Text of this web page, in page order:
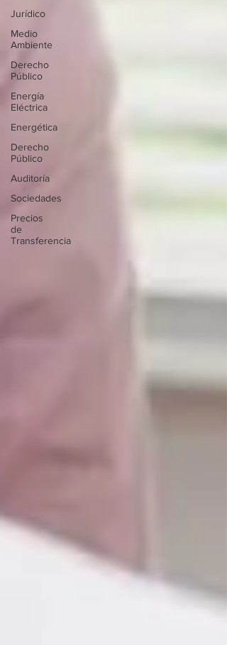
Jurídico
Medio
Ambiente
Derecho
Público
Energía
Eléctrica
Energética
Derecho
Público
Auditoría
Sociedades
Precios
de
Transferencia